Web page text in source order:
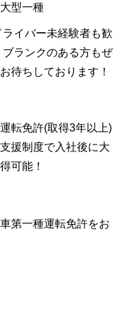
型一種
イバー未経験者も歓
ランクのある方もぜ
待ちしております！
転免許(取得3年以上)
援制度で入社後に大
可能！
車第一種運転免許をお